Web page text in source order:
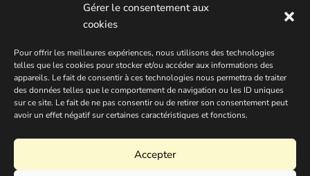
Gérer le consentement aux
cookies
Pour offrir les meilleures expériences, nous utilisons des technologies
telles que les cookies pour stocker et/ou accéder aux informations des
appareils. Le fait de consentir à ces technologies nous permettra de traiter
des données telles que le comportement de navigation ou les ID uniques
sur ce site. Le fait de ne pas consentir ou de retirer son consentement peut
avoir un effet négatif sur certaines caractéristiques et fonctions.
Accepter
Le